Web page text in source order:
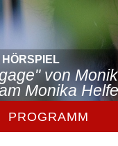
von
Monika
PROGRAMM